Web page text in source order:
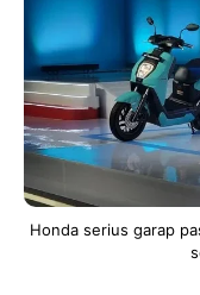
Honda serius garap